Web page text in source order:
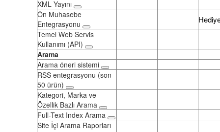
XML Yayını
Ön Muhasebe
Entegrasyonu
Temel Web Servis
Kullanımı (API)
Arama
Arama öneri sistemi
RSS entegrasyonu (son
50 ürün)
Kategori, Marka ve
Özellik Bazlı Arama
Full-Text Index Arama
Site İçi Arama Raporları